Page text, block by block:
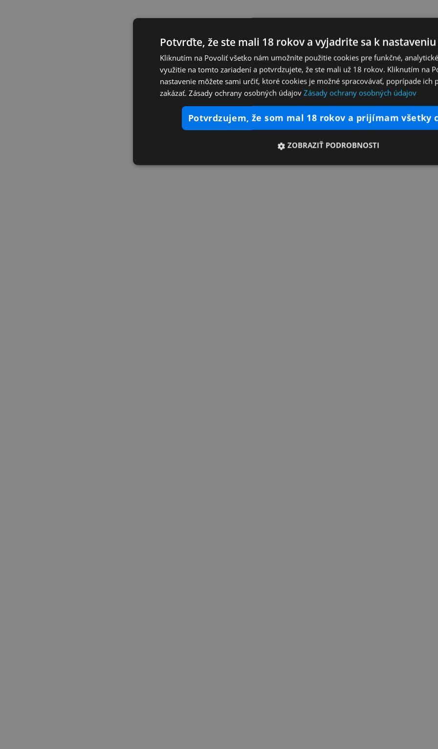
Potvrďte, že ste mali 18 rokov a vyjadrite sa k
Kliknutím na Povoliť všetko nám umožníte použitie cookies pre funkčné,
využitie na tomto zariadení a potvrdzujete, že ste mali už 18 rokov. Kliknutím na
nastavenie môžete sami určiť, ktoré cookies je možné spracovávať, poprípade ich
zakázať. Zásady ochrany osobných údajov Zásady ochrany osobných údajov
potvrdzujem, že som mal 18 rokov a prijímam všetky
ZOBRAZIŤ PODROBNOSTI